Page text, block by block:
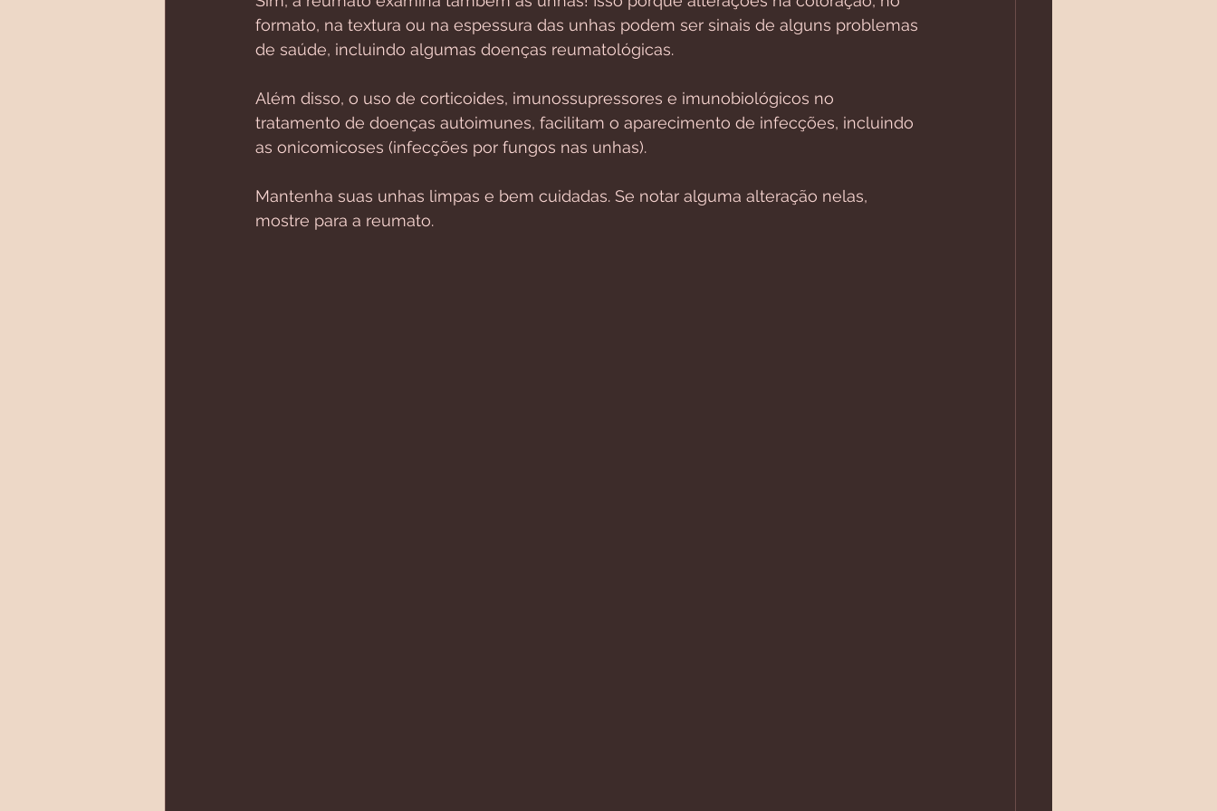
formato, na textura ou na espessura das unhas podem ser sinais de alguns problemas
de saúde, incluindo algumas doenças reumatológicas.
Além disso, o uso de corticoides, imunossupressores e imunobiológicos no
tratamento de doenças autoimunes, facilitam o aparecimento de infecções, incluindo
as onicomicoses (infecções por fungos nas unhas).
Mantenha suas unhas limpas e bem cuidadas. Se notar alguma alteração nelas,
mostre para a reumato.